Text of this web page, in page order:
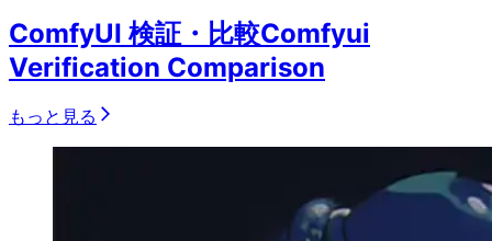
ComfyUI 検証・比較Comfyui
Verification Comparison
もっと見る